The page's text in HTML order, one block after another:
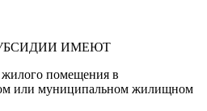
ИМЕЮТ
жилого помещения в
или муниципальном жилищном